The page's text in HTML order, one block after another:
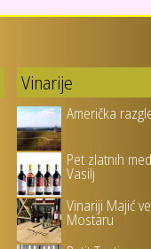
Vinarije
Američka
Pet zlatnih
Vasilj
Vinariji Majić
Mostaru